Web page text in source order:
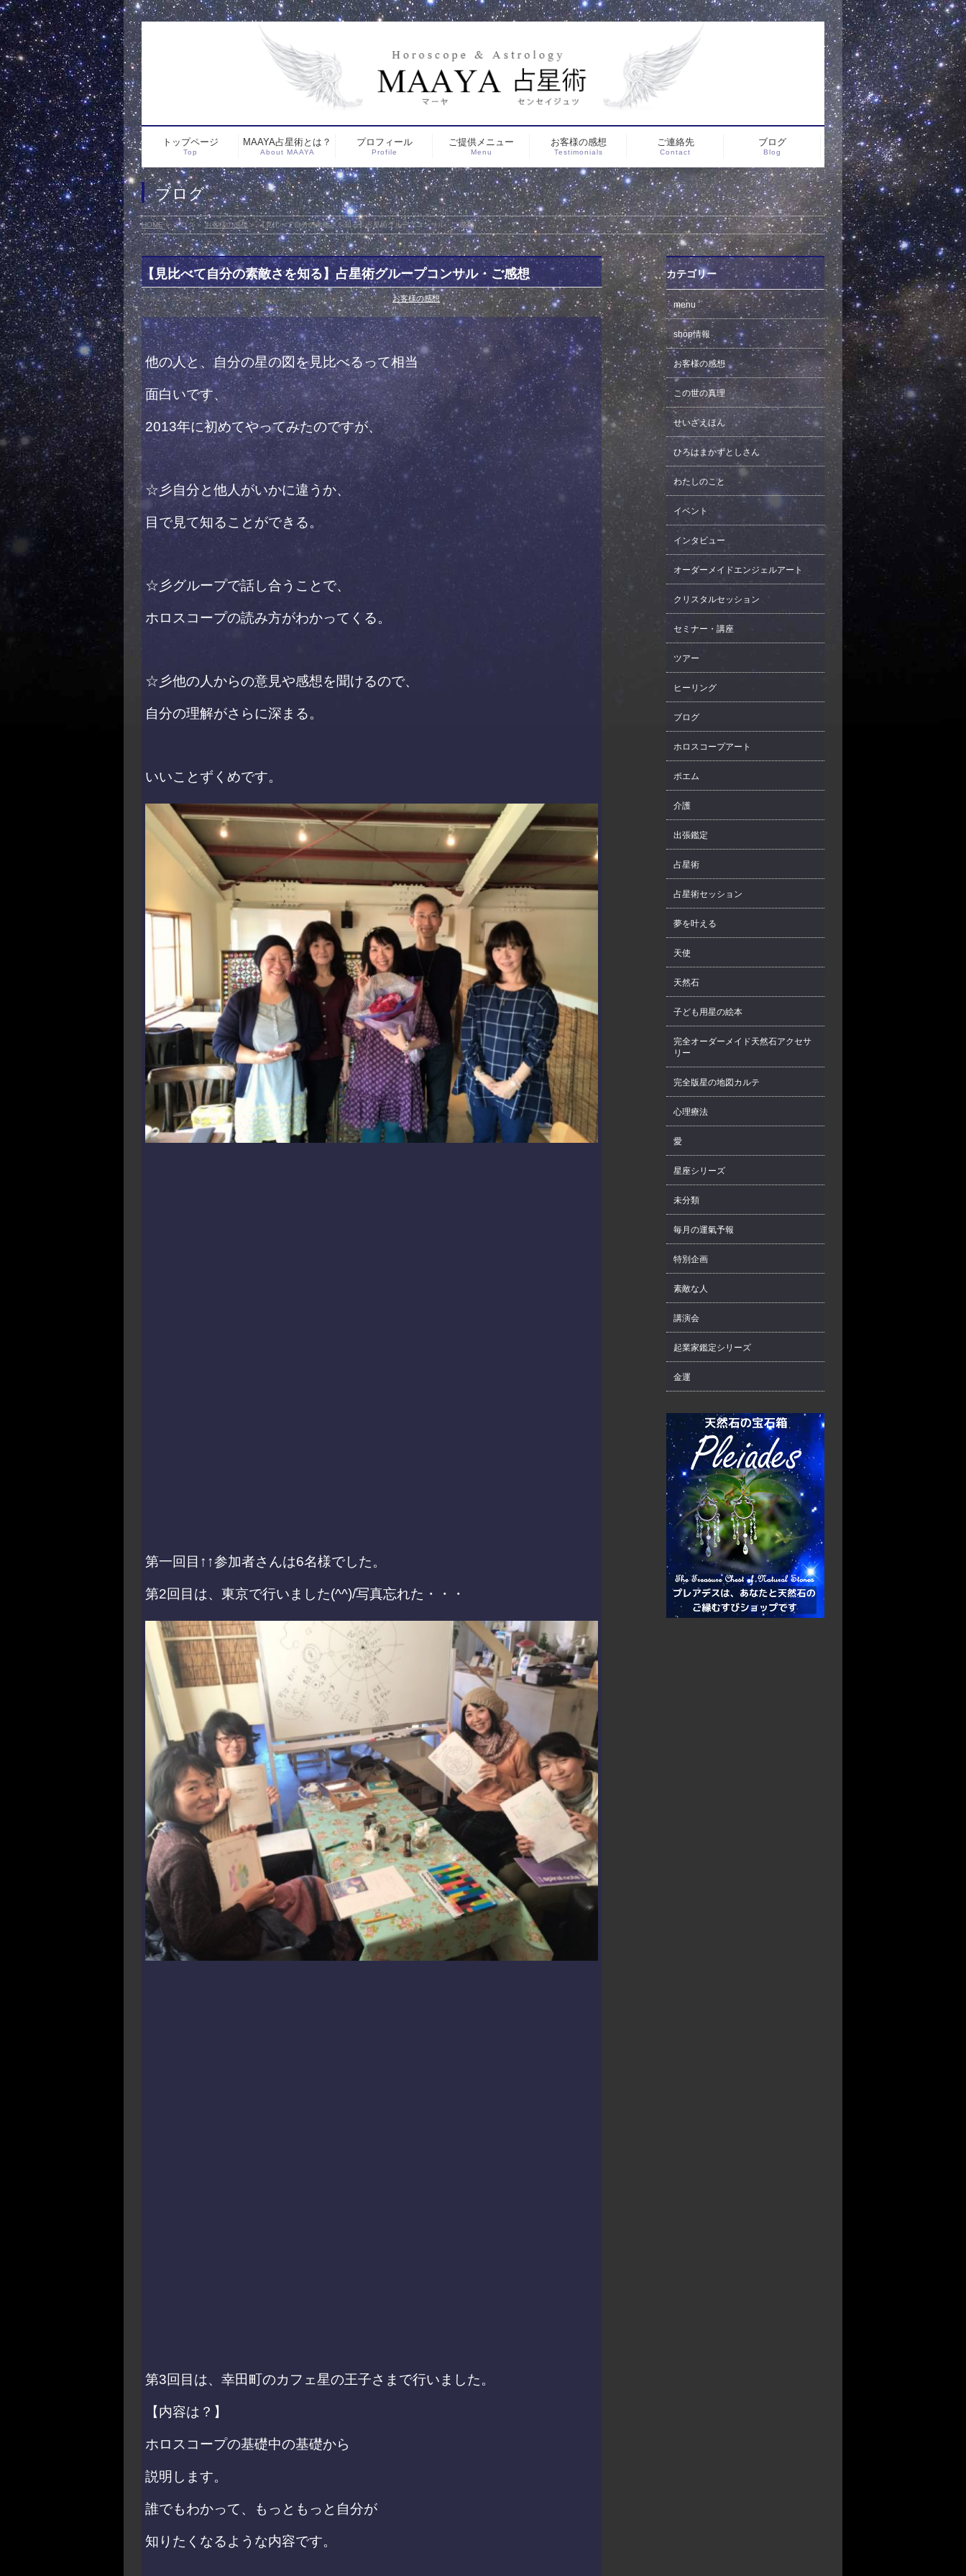
トップページ
Top
MAAYA占星術とは？
About MAAYA
プロフィール
Profile
ご提供メニュー
Menu
お客様の感想
Testimonials
ご連絡先
Contact
ブログ
Blog
ブログ
HOME» ブログ» お客様の感想» 【見比べて自分の素敵さを知る】占星術グループコンサル・ご感想
【見比べて自分の素敵さを知る】占星術グループコンサル・ご感想
投稿日 : 2016年12月18日 最終更新日時 : 2017年1月6日 カテゴリー :お客様の感想
他の人と、自分の星の図を見比べるって相当
面白いです、
2013年に初めてやってみたのですが、
☆彡自分と他人がいかに違うか、
目で見て知ることができる。
☆彡グループで話し合うことで、
ホロスコープの読み方がわかってくる。
☆彡他の人からの意見や感想を聞けるので、
自分の理解がさらに深まる。
いいことずくめです。
第一回目↑↑参加者さんは6名様でした。
第2回目は、東京で行いました(^^)/写真忘れた・・・
第3回目は、幸田町のカフェ星の王子さまで行いました。
【内容は？】
ホロスコープの基礎中の基礎から
説明します。
誰でもわかって、もっともっと自分が
知りたくなるような内容です。
カテゴリー
menu
shop情報
お客様の感想
この世の真理
せいざえほん
ひろはまかずとしさん
わたしのこと
イベント
インタビュー
オーダーメイドエンジェルアート
クリスタルセッション
セミナー・講座
ツアー
ヒーリング
ブログ
ホロスコープアート
ポエム
介護
出張鑑定
占星術
占星術セッション
夢を叶える
天使
天然石
子ども用星の絵本
完全オーダーメイド天然石アクセサ
リー
完全版星の地図カルテ
心理療法
愛
星座シリーズ
未分類
毎月の運氣予報
特別企画
素敵な人
講演会
起業家鑑定シリーズ
金運